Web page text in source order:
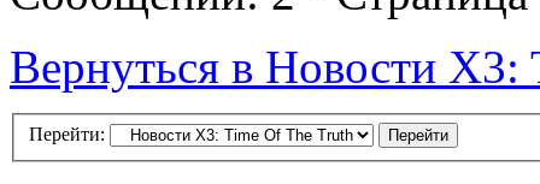
Вернуться в Новости
Перейти: